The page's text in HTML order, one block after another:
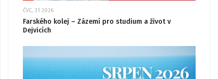
ČVC, 31 2026
Farského kolej – Zázemí pro studium a život v
Dejvicích